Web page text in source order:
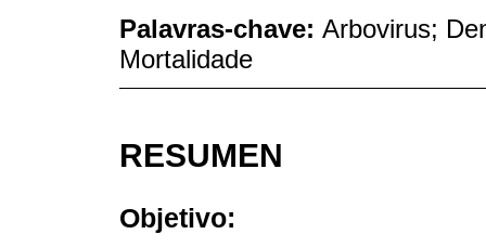
Palavras-chave: Arbovirus;
Mortalidade
RESUMEN
Objetivo: